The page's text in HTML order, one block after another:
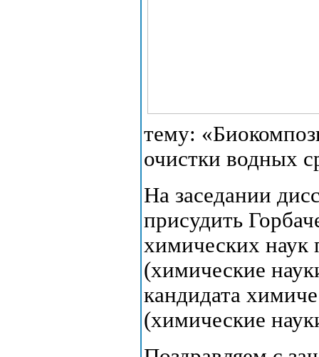
тему:
очистки водных
На заседании
присудить
химических наук
(химические
кандидата
(химические